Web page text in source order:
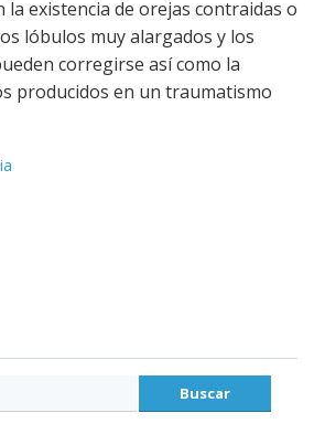
existencia de orejas contraidas o
lóbulos muy alargados y los
corregirse así como la
producidos en un traumatismo